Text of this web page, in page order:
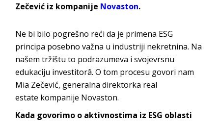
Zečević iz kompanije Novaston.
Ne bi bilo pogrešno reći da je primena ESG
principa posebno važna u industriji nekretnina. Na
našem tržištu to podrazumeva i svojevrsnu
edukaciju investitorâ. O tom procesu govori nam
Mia Zečević, generalna direktorka real
estate kompanije Novaston.
Kada govorimo o aktivnostima iz ESG oblasti